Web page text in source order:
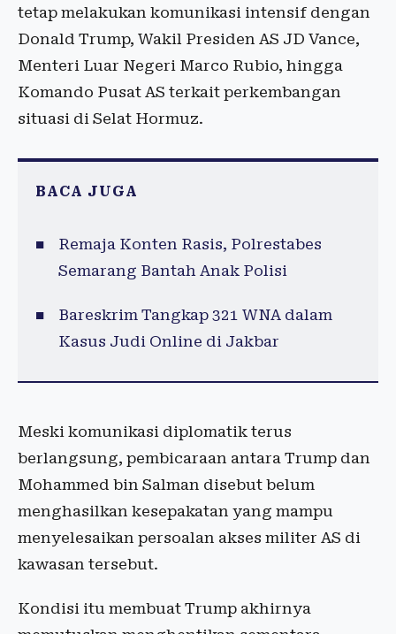
tetap melakukan komunikasi intensif dengan
Donald Trump, Wakil Presiden AS JD Vance,
Menteri Luar Negeri Marco Rubio, hingga
Komando Pusat AS terkait perkembangan
situasi di Selat Hormuz.
BACA JUGA
Remaja Konten Rasis, Polrestabes
Semarang Bantah Anak Polisi
Bareskrim Tangkap 321 WNA dalam
Kasus Judi Online di Jakbar
Meski komunikasi diplomatik terus
berlangsung, pembicaraan antara Trump dan
Mohammed bin Salman disebut belum
menghasilkan kesepakatan yang mampu
menyelesaikan persoalan akses militer AS di
kawasan tersebut.
Kondisi itu membuat Trump akhirnya